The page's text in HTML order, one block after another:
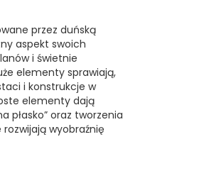
przez duńską
aspekt swoich
i świetnie
elementy sprawiają,
i konstrukcje w
elementy dają
płasko” oraz tworzenia
wyobraźnię